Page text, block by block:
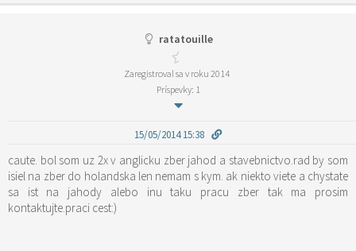
ratatouille
Zaregistroval sa v roku 2014
Príspevky: 1
15/05/2014 15:38
caute. bol som uz 2x v anglicku zber jahod a stavebnictvo.rad by som
isiel na zber do holandska len nemam s kym. ak niekto viete a chystate
sa ist na jahody alebo inu taku pracu zber tak ma prosim
kontaktujte.praci cest:)